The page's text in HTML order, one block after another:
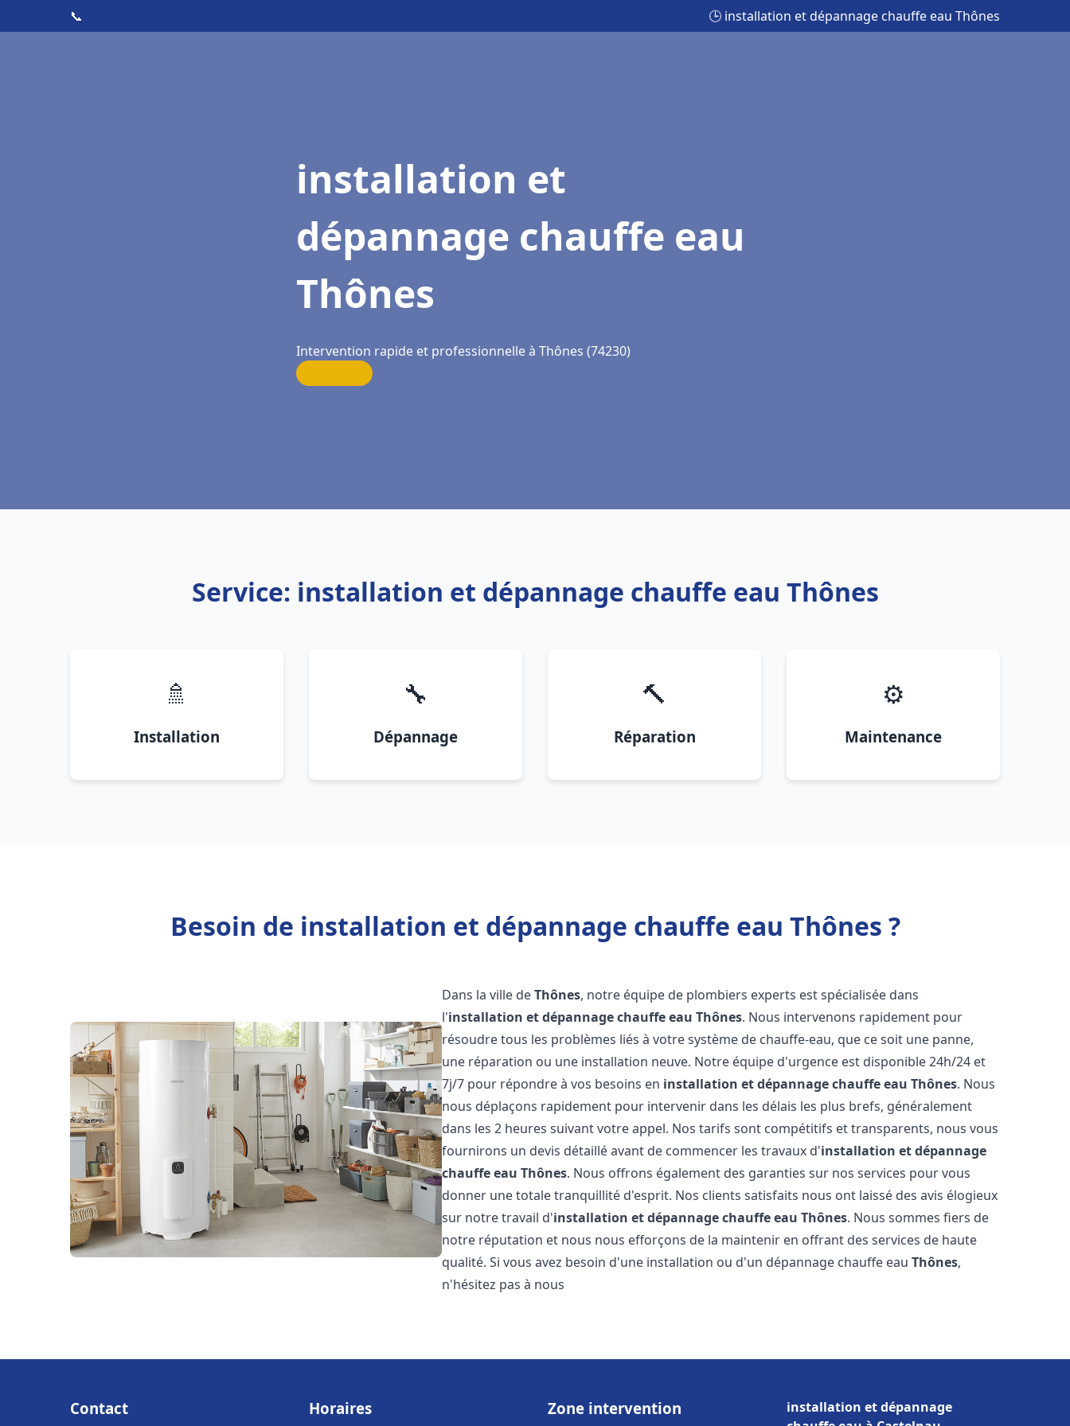
📞 🕒 installation et dépannage chauffe eau Thônes
installation et
dépannage chauffe eau
Thônes
Intervention rapide et professionnelle à Thônes (74230)
Service: installation et dépannage chauffe eau Thônes
🚿
Installation
🔧
Dépannage
🔨
Réparation
⚙️
Maintenance
Besoin de installation et dépannage chauffe eau Thônes ?
Dans la ville deThônes, notre équipe de plombiers experts est spécialisée dans
l'installation et dépannage chauffe eau Thônes. Nous intervenons rapidement pour
résoudre tous les problèmes liés à votre système de chauffe-eau, que ce soit une panne,
une réparation ou une installation neuve. Notre équipe d'urgence est disponible 24h/24 et
7j/7 pour répondre à vos besoins en installation et dépannage chauffe eau Thônes. Nous
nous déplaçons rapidement pour intervenir dans les délais les plus brefs, généralement
dans les 2 heures suivant votre appel. Nos tarifs sont compétitifs et transparents, nous vous
fournirons un devis détaillé avant de commencer les travaux d'installation et dépannage
chauffe eau Thônes. Nous offrons également des garanties sur nos services pour vous
donner une totale tranquillité d'esprit. Nos clients satisfaits nous ont laissé des avis élogieux
sur notre travail d'installation et dépannage chauffe eau Thônes. Nous sommes fiers de
notre réputation et nous nous efforçons de la maintenir en offrant des services de haute
qualité. Si vous avez besoin d'une installation ou d'un dépannage chauffe eauThônes,
n'hésitez pas à nous
Contact Horaires Zone intervention
installation et dépannage